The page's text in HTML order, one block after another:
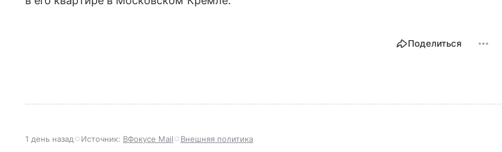
Поделиться
1 день назад Источник: ВФокусе Mail Внешняя политика